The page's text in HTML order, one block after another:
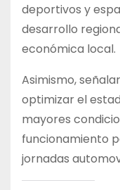
deportivos y
desarrollo
económica local.
Asimismo,
optimizar el
mayores
funcionamiento
jornadas